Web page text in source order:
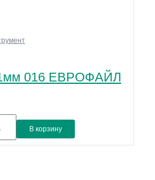
016 ЕВРОФАЙЛ
В корзину